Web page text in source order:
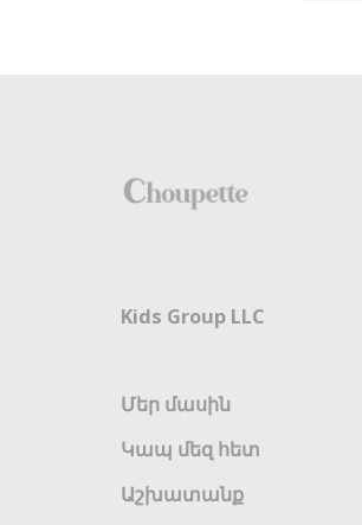
Kids Group LLC
Մեր մասին
Կապ մեզ հետ
Աշխատանք